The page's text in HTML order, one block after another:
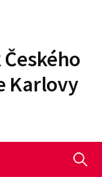
Karlovy
V